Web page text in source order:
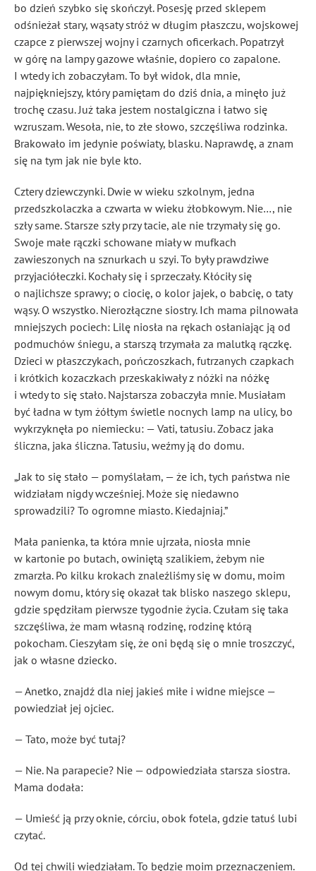
bo dzień szybko się skończył. Posesję przed sklepem
odśnieżał stary, wąsaty stróż w długim płaszczu, wojskowej
czapce z pierwszej wojny i czarnych oficerkach. Popatrzył
w górę na lampy gazowe właśnie, dopiero co zapalone.
I wtedy ich zobaczyłam. To był widok, dla mnie,
najpiękniejszy, który pamiętam do dziś dnia, a minęło już
trochę czasu. Już taka jestem nostalgiczna i łatwo się
wzruszam. Wesoła, nie, to złe słowo, szczęśliwa rodzinka.
Brakowało im jedynie poświaty, blasku. Naprawdę, a znam
się na tym jak nie byle kto.
Cztery dziewczynki. Dwie w wieku szkolnym, jedna
przedszkolaczka a czwarta w wieku żłobkowym. Nie…, nie
szły same. Starsze szły przy tacie, ale nie trzymały się go.
Swoje małe rączki schowane miały w mufkach
zawieszonych na sznurkach u szyi. To były prawdziwe
przyjaciółeczki. Kochały się i sprzeczały. Kłóciły się
o najlichsze sprawy; o ciocię, o kolor jajek, o babcię, o taty
wąsy. O wszystko. Nierozłączne siostry. Ich mama pilnowała
mniejszych pociech: Lilę niosła na rękach osłaniając ją od
podmuchów śniegu, a starszą trzymała za malutką rączkę.
Dzieci w płaszczykach, pończoszkach, futrzanych czapkach
i krótkich kozaczkach przeskakiwały z nóżki na nóżkę
i wtedy to się stało. Najstarsza zobaczyła mnie. Musiałam
być ładna w tym żółtym świetle nocnych lamp na ulicy, bo
wykrzyknęła po niemiecku: — Vati, tatusiu. Zobacz jaka
śliczna, jaka śliczna. Tatusiu, weźmy ją do domu.
„Jak to się stało — pomyślałam, — że ich, tych państwa nie
widziałam nigdy wcześniej. Może się niedawno
sprowadzili? To ogromne miasto. Kiedajniaj.”
Mała panienka, ta która mnie ujrzała, niosła mnie
w kartonie po butach, owiniętą szalikiem, żebym nie
zmarzła. Po kilku krokach znaleźliśmy się w domu, moim
nowym domu, który się okazał tak blisko naszego sklepu,
gdzie spędziłam pierwsze tygodnie życia. Czułam się taka
szczęśliwa, że mam własną rodzinę, rodzinę którą
pokocham. Cieszyłam się, że oni będą się o mnie troszczyć,
jak o własne dziecko.
— Anetko, znajdź dla niej jakieś miłe i widne miejsce —
powiedział jej ojciec.
— Tato, może być tutaj?
— Nie. Na parapecie? Nie — odpowiedziała starsza siostra.
Mama dodała:
— Umieść ją przy oknie, córciu, obok fotela, gdzie tatuś lubi
czytać.
Od tej chwili wiedziałam. To będzie moim przeznaczeniem.